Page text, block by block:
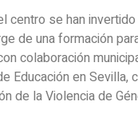
centro se han
de una formación
colaboración
Educación en Sevilla,
de la Violencia de